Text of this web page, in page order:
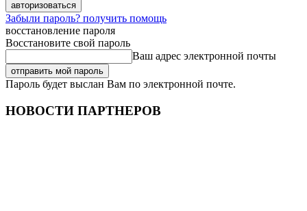
Забыли пароль? получить помощь
восстановление пароля
Восстановите свой пароль
Ваш адрес электронной почты
Пароль будет выслан Вам по электронной почте.
НОВОСТИ ПАРТНЕРОВ